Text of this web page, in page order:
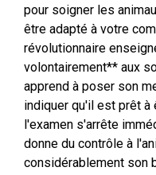
pour soigner les
être adapté à votre
révolutionnaire
volontairement** aux
apprend à poser son
indiquer qu'il est prêt à
l'examen s'arrête
donne du contrôle à
considérablement son